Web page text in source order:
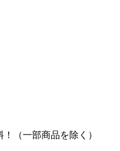
（一部商品を除く）